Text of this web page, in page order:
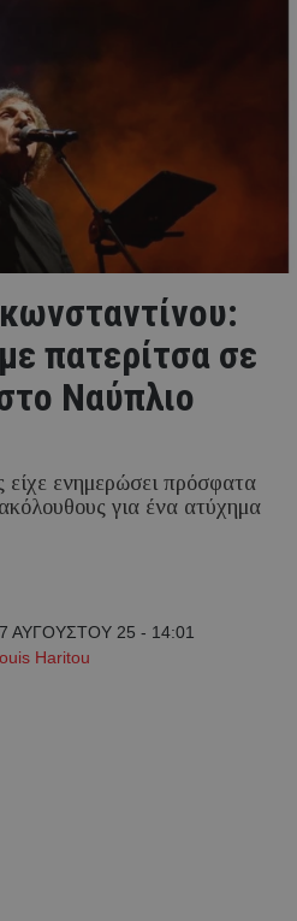
πατερίτσα σε
Ναύπλιο
ενημερώσει πρόσφατα
για ένα ατύχημα
ΑΥΓΟΥΣΤΟΥ 25 - 14:01
Haritou